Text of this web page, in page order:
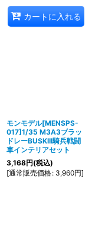
カートに入れる
モンモデル[MENSPS-
017]1/35 M3A3ブラッ
ドレーBUSKIII騎兵戦闘
車インテリアセット
3,168円(税込)
[通常販売価格: 3,960円]